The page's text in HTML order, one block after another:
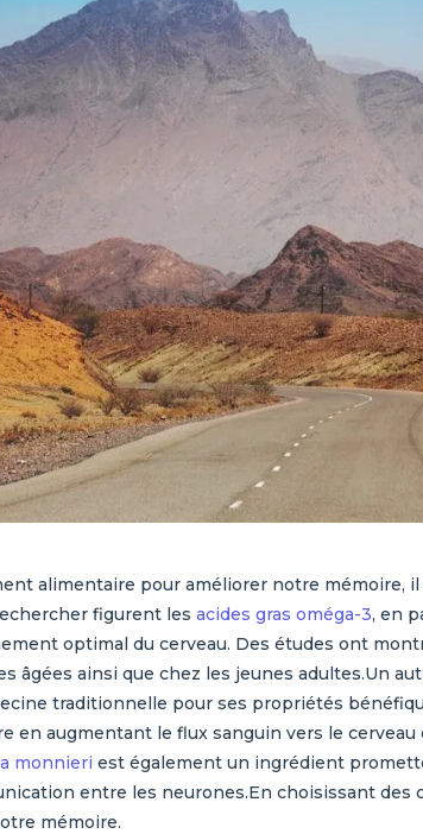
alimentaire pour améliorer notre
figurent lesacides gras oméga-3, en
optimal du cerveau. Des études ont
âgées ainsi que chez les jeunes adultes.Un
traditionnelle pour ses propriétés
en augmentant le flux sanguin vers le
monnieri est également un ingrédient
entre les neurones.En choisissant
mémoire.